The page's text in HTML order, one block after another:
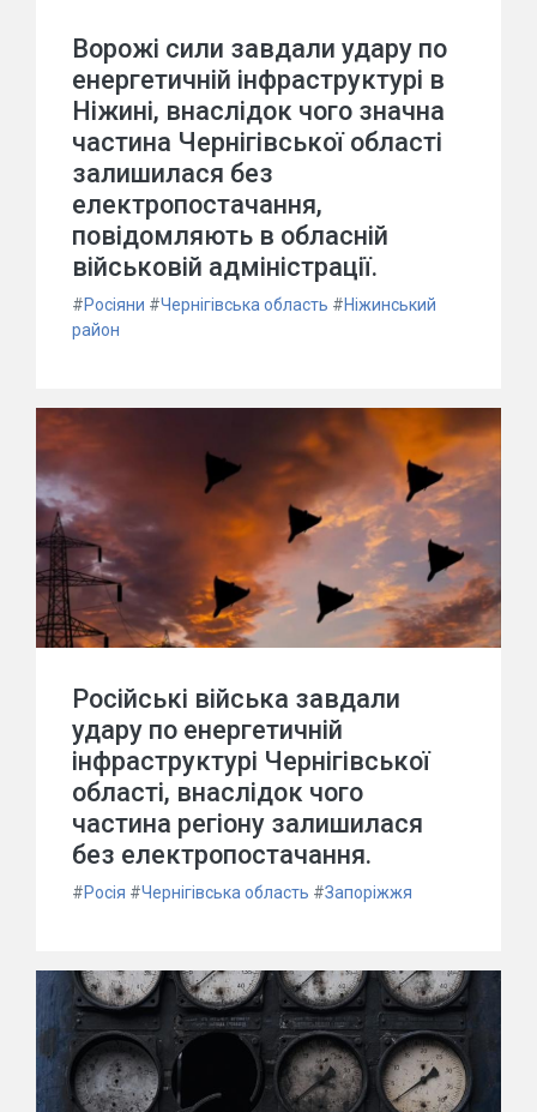
Ворожі сили завдали удару по
енергетичній інфраструктурі в
Ніжині, внаслідок чого значна
частина Чернігівської області
залишилася без
електропостачання,
повідомляють в обласній
військовій адміністрації.
#Росіяни #Чернігівська область #Ніжинський
район
Російські війська завдали
удару по енергетичній
інфраструктурі Чернігівської
області, внаслідок чого
частина регіону залишилася
без електропостачання.
#Росія #Чернігівська область #Запоріжжя